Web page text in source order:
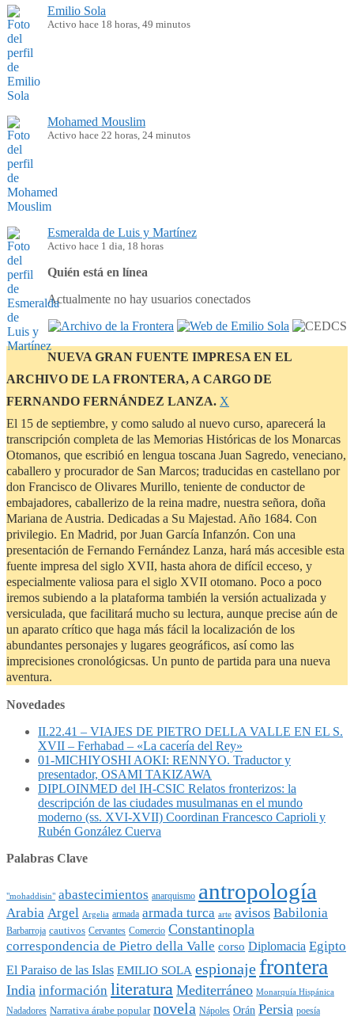
Emilio Sola
Activo hace 18 horas, 49 minutos
Mohamed Mouslim
Activo hace 22 horas, 24 minutos
Esmeralda de Luis y Martínez
Activo hace 1 dia, 18 horas
Quién está en línea
Actualmente no hay usuarios conectados
NUEVA GRAN FUENTE IMPRESA EN EL
ARCHIVO DE LA FRONTERA, A CARGO DE
FERNANDO FERNÁNDEZ LANZA. Descartar
aviso
Χ
El 15 de septiembre, y como saludo al nuevo curso, aparecerá la
transcripción completa de las Memorias Históricas de los Monarcas
Otomanos, que escribió en lengua toscana Juan Sagredo, veneciano,
caballero y procurador de San Marcos; traducidas en castellano por
don Francisco de Olivares Murillo, teniente de conductor de
embajadores, caballerizo de la reina madre, nuestra señora, doña
Mariana de Austria. Dedicadas a Su Majestad. Año 1684. Con
privilegio. En Madrid, por Juan García Infanzón. Con una
presentación de Fernando Fernández Lanza, hará más accesible esta
fuente impresa del siglo XVII, hasta ahora de difícil ecceso, y
especialmente valiosa para el siglo XVII otomano. Poco a poco
iremos subiendo a la plataforma también la versión actualizada y
versiculada, que facilitará mucho su lectura, aunque precise aún de
un aparato crítico que haga más fácil la localización de los
abundantes personajes y lugares geográficos, así como las
imprecisiones cronológicsas. Un punto de partida para una nueva
aventura.
Novedades
II.22.41 – VIAJES DE PIETRO DELLA VALLE EN EL S.
XVII – Ferhabad – «La cacería del Rey»
01-MICHIYOSHI AOKI: RENNYO. Traductor y
presentador, OSAMI TAKIZAWA
DIPLOINMED del IH-CSIC Relatos fronterizos: la
descripción de las ciudades musulmanas en el mundo
moderno (ss. XVI-XVII) Coordinan Francesco Caprioli y
Rubén González Cuerva
Palabras Clave
"mohaddisin" abastecimientos anarquismo antropología
Arabia Argel Argelia armada armada turca arte avisos Babilonia
Barbarroja cautivos Cervantes Comercio Constantinopla
correspondencia de Pietro della Valle corso Diplomacia Egipto
El Paraiso de las Islas EMILIO SOLA espionaje frontera
India información literatura Mediterráneo Monarquía Hispánica
Nadadores Narrativa árabe popular novela Nápoles Orán Persia poesía